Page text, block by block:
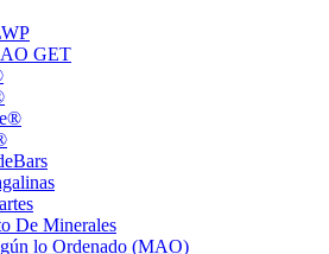
GET
De Minerales
lo Ordenado (MAO)